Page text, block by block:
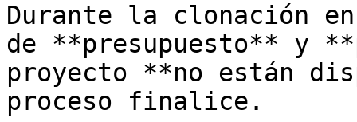
Durante la clonación
de **presupuesto** y
proyecto **no están
proceso finalice.